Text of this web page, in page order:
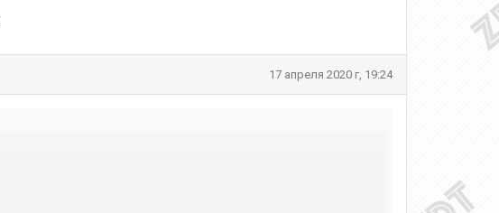
17 апреля 2020 г, 19:24